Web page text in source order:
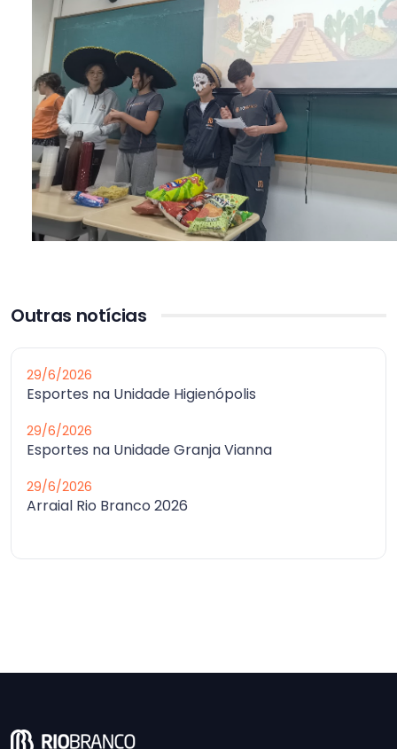
Outras notícias
29/6/2026
Esportes na Unidade Higienópolis
29/6/2026
Esportes na Unidade Granja Vianna
29/6/2026
Arraial Rio Branco 2026